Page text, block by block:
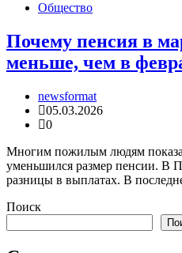
Общество
Почему пенсия в
меньше, чем в
newsformat
05.03.2026
0
Многим пожилым людям
уменьшился размер пенсии. В
разницы в выплатах. В
Поиск